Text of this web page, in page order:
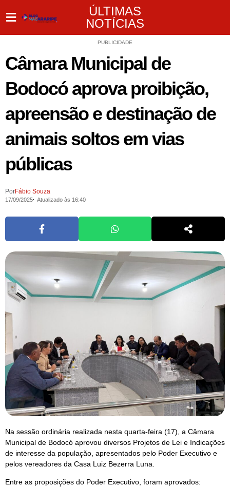
ÚLTIMAS
NOTÍCIAS
PUBLICIDADE
Câmara Municipal de
Bodocó aprova proibição,
apreensão e destinação de
animais soltos em vias
públicas
PorFábio Souza
17/09/2025 Atualizado às 16:40
Na sessão ordinária realizada nesta quarta-feira (17), a Câmara
Municipal de Bodocó aprovou diversos Projetos de Lei e Indicações
de interesse da população, apresentados pelo Poder Executivo e
pelos vereadores da Casa Luiz Bezerra Luna.
Entre as proposições do Poder Executivo, foram aprovados: